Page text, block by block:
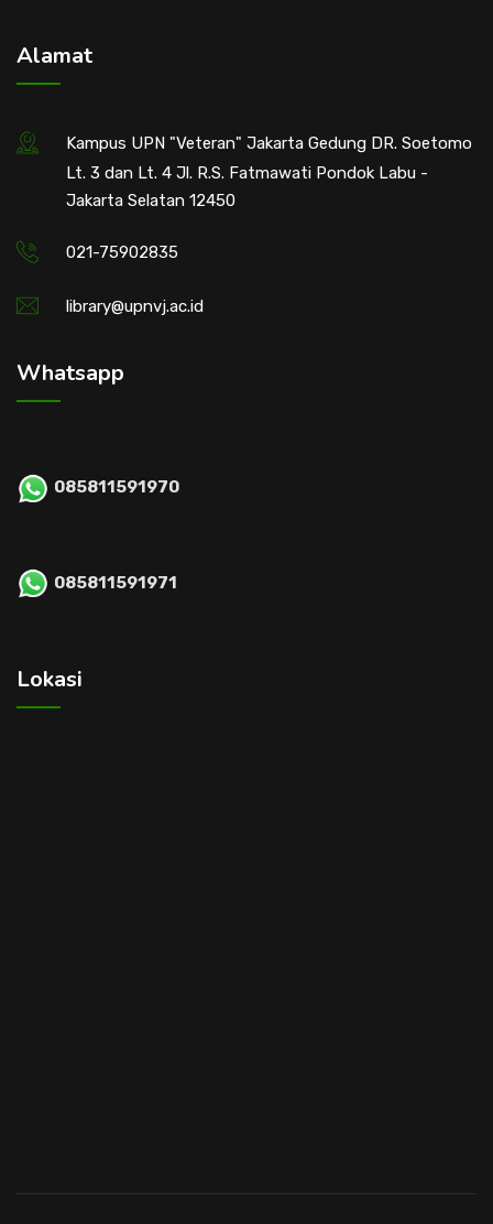
Alamat
Kampus UPN "Veteran" Jakarta Gedung DR. Soetomo
Lt. 3 dan Lt. 4 Jl. R.S. Fatmawati Pondok Labu -
Jakarta Selatan 12450
021-75902835
library@upnvj.ac.id
Whatsapp
085811591970
085811591971
Lokasi